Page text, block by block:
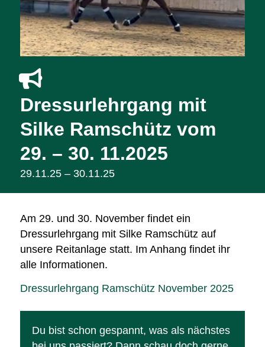
Dressurlehrgang mit
Silke Ramschütz vom
29. – 30. 11.2025
29.11.25 – 30.11.25
Am 29. und 30. November findet ein
Dressurlehrgang mit Silke Ramschütz auf
unsere Reitanlage statt. Im Anhang findet ihr
alle Informationen.
Dressurlehrgang Ramschütz November 2025
Du bist schon gespannt, was als nächstes